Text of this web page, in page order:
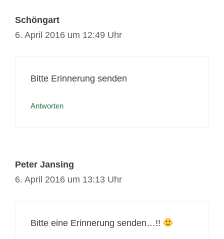
Schöngart
6. April 2016 um 12:49 Uhr
Bitte Erinnerung senden
Antworten
Peter Jansing
6. April 2016 um 13:13 Uhr
Bitte eine Erinnerung senden…!!